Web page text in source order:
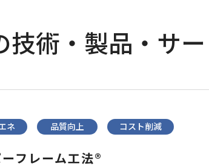
技術・製品・サ
ネ 品質向上 コスト削減
フレーム工法®